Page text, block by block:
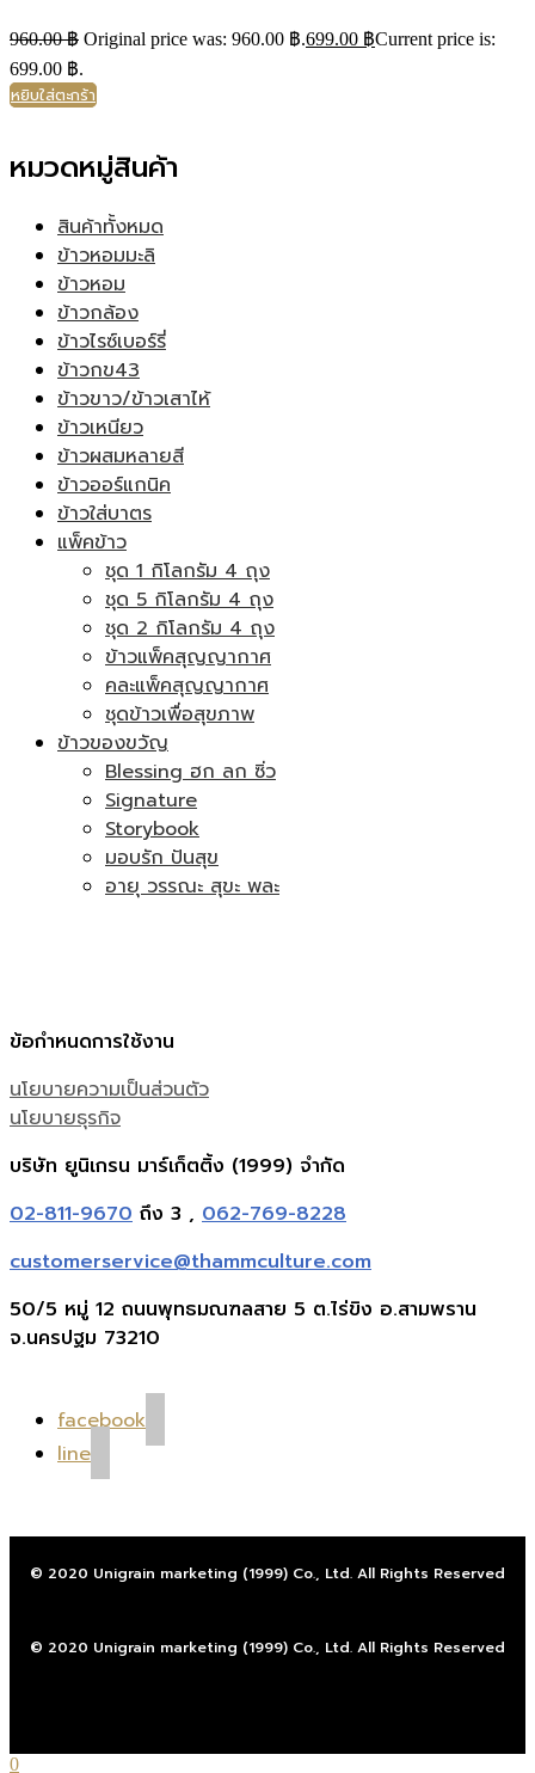
960.00฿ Original price was: 960.00 ฿.699.00 ฿Current price is:
699.00 ฿.
หยิบใส่ตะกร้า
หมวดหมู่สินค้า
สินค้าทั้งหมด
ข้าวหอมมะลิ
ข้าวหอม
ข้าวกล้อง
ข้าวไรซ์เบอร์รี่
ข้าวกข43
ข้าวขาว/ข้าวเสาไห้
ข้าวเหนียว
ข้าวผสมหลายสี
ข้าวออร์แกนิค
ข้าวใส่บาตร
แพ็คข้าว
ชุด 1 กิโลกรัม 4 ถุง
ชุด 5 กิโลกรัม 4 ถุง
ชุด 2 กิโลกรัม 4 ถุง
ข้าวแพ็คสุญญากาศ
คละแพ็คสุญญากาศ
ชุดข้าวเพื่อสุขภาพ
ข้าวของขวัญ
Blessing ฮก ลก ซิ่ว
Signature
Storybook
มอบรัก ปันสุข
อายุ วรรณะ สุขะ พละ
ข้อกำหนดการใช้งาน
นโยบายความเป็นส่วนตัว
นโยบายธุรกิจ
บริษัท ยูนิเกรน มาร์เก็ตติ้ง (1999) จำกัด
02-811-9670 ถึง 3 , 062-769-8228
customerservice@thammculture.com
50/5 หมู่ 12 ถนนพุทธมณฑลสาย 5 ต.ไร่ขิง อ.สามพราน
จ.นครปฐม 73210
facebook
line
© 2020 Unigrain marketing (1999) Co., Ltd. All Rights Reserved
© 2020 Unigrain marketing (1999) Co., Ltd. All Rights Reserved
0